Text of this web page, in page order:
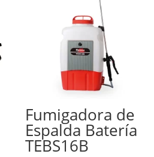
Fumigadora de
Espalda Batería
TEBS16B